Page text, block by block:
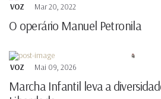
VOZ Mar 20, 2022
O operário Manuel Petronila
VOZ Mai 09, 2026
Marcha Infantil leva a